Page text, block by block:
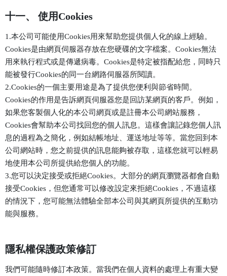
十一、 使用Cookies
1.本公司可能使用Cookies用來幫助您提供個人化的線上經驗。
Cookies是由網頁伺服器存放在您硬碟的文字檔案。Cookies無法
用來執行程式或是傳遞病毒。Cookies是特定被指配給您，同時只
能被發行Cookies的同一台網路伺服器所閱讀。
2.Cookies的一個主要用途是為了提供您便利與節省時間。
Cookies的作用是告訴網頁伺服器您是回訪某網頁的客戶。例如，
如果您客製個人化的本公司網頁或是註冊本公司網站服務，
Cookies會幫助本公司找回您的個人訊息。這樣會讓記錄您個人訊
息的過程為之簡化，例如結帳地址、運送地址等等。當您回到本
公司網站時，您之前提供的訊息能夠被存取，這樣您就可以輕易
地使用本公司所提供給您個人的功能。
3.您可以決定接受或拒絕Cookies。大部分的網頁瀏覽器都會自動
接受Cookies，但您通常可以修改設定來拒絕Cookies，不過這樣
的情況下，您可能無法體驗全部本公司與其網頁所提供的互動功
能與服務。
隱私權保護政策修訂
我們可能隨時修訂本政策。當我們在個人資料的處理上有重大變